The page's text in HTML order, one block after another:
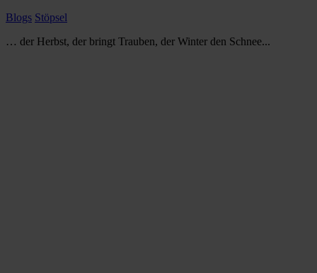
Blogs Stöpsel
… der Herbst, der bringt Trauben, der Winter den Schnee...